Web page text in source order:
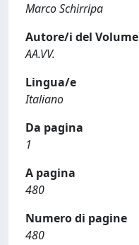
Marco Schirripa
Autore/i del Volume
AA.VV.
Lingua/e
Italiano
Da pagina
1
A pagina
480
Numero di pagine
480